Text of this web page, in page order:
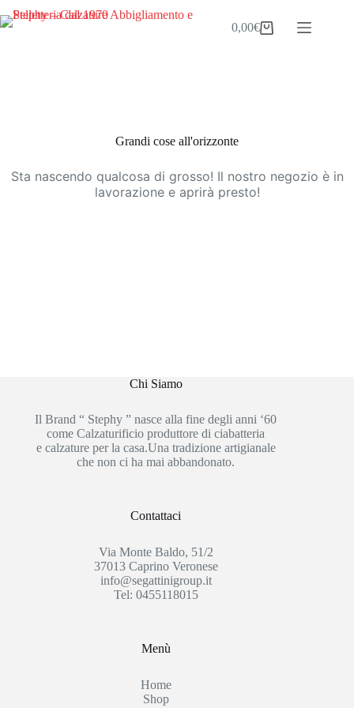
al
Carrello
0,00€
Grandi cose all'orizzonte
Sta nascendo qualcosa di grosso! Il nostro negozio è in
lavorazione e aprirà presto!
Chi Siamo
Il Brand “ Stephy ” nasce alla fine degli anni ‘60
come Calzaturificio produttore di ciabatteria
e calzature per la casa.Una tradizione artigianale
che non ci ha mai abbandonato.
Contattaci
Via Monte Baldo, 51/2
37013 Caprino Veronese
info@segattinigroup.it
Tel: 0455118015
Menù
Home
Shop